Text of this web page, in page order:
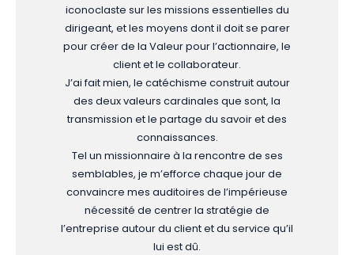
iconoclaste sur les missions essentielles du
dirigeant, et les moyens dont il doit se parer
pour créer de la Valeur pour l’actionnaire, le
client et le collaborateur.
J’ai fait mien, le catéchisme construit autour
des deux valeurs cardinales que sont, la
transmission et le partage du savoir et des
connaissances.
Tel un missionnaire à la rencontre de ses
semblables, je m’efforce chaque jour de
convaincre mes auditoires de l’impérieuse
nécessité de centrer la stratégie de
l’entreprise autour du client et du service qu’il
lui est dû.